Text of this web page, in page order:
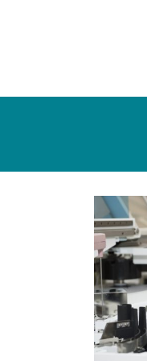
Noi
Administrația
Certificate
Regulament